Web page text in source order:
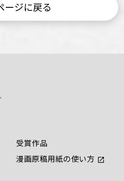
ージに戻る
受賞作品
漫画原稿用紙の使い方